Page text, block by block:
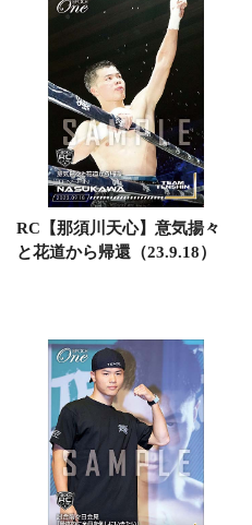
RC【那須川天心】意気揚々
と花道から帰還（23.9.18）